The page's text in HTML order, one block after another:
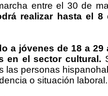
entre el 30 de
realizar hasta el 8
a jóvenes de 18 a
en el sector cultural.
las personas
o situación laboral.